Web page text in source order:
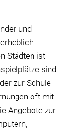
und
Städten ist
sind
zur Schule
oft mit
Angebote zur